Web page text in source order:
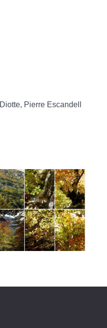
Pierre Escandell